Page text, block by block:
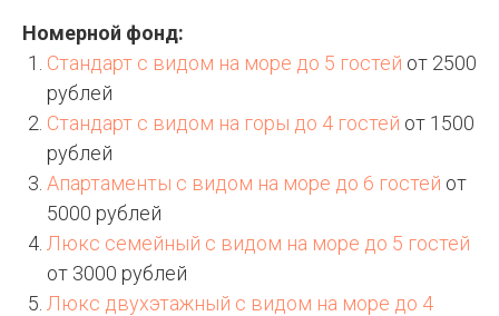
Номерной фонд:
Стандарт с видом на море до 5 гостей от 2500
рублей
Стандарт с видом на горы до 4 гостей от 1500
рублей
Апартаменты с видом на море до 6 гостей от
5000 рублей
Люкс семейный с видом на море до 5 гостей
от 3000 рублей
Люкс двухэтажный с видом на море до 4